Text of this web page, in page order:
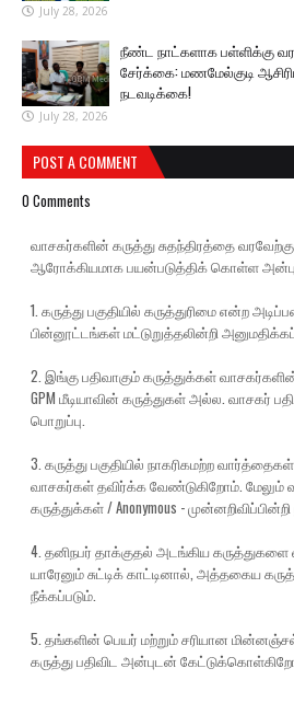
July 28, 2026
நீண்ட நாட்களாக பள்ளிக்கு
சேர்க்கை: மணமேல்குடி
நடவடிக்கை!
July 28, 2026
POST A COMMENT
0 Comments
வாசகர்களின் கருத்து சுதந்திரத்தை
ஆரோக்கியமாக பயன்படுத்திக் கொள்ள
1. கருத்து பகுதியில் கருத்துரிமை என்ற
பின்னூட்டங்கள் மட்டுறுத்தலின்றி
2. இங்கு பதிவாகும் கருத்துக்கள்
GPM மீடியாவின் கருத்துகள் அல்ல. வாசகர்
பொறுப்பு.
3. கருத்து பகுதியில் நாகரிகமற்ற
வாசகர்கள் தவிர்க்க வேண்டுகிறோம்.
கருத்துக்கள் / Anonymous -
4. தனிநபர் தாக்குதல் அடங்கிய
யாரேனும் சுட்டிக் காட்டினால், அத்தகைய
நீக்கப்படும்.
5. தங்களின் பெயர் மற்றும் சரியான
கருத்து பதிவிட அன்புடன்